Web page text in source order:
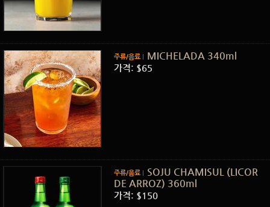
주류/음료 MICHELADA 340ml
가격: $65
주류/음료
SOJU CHAMISUL (LICOR
DE ARROZ) 360ml
가격: $150